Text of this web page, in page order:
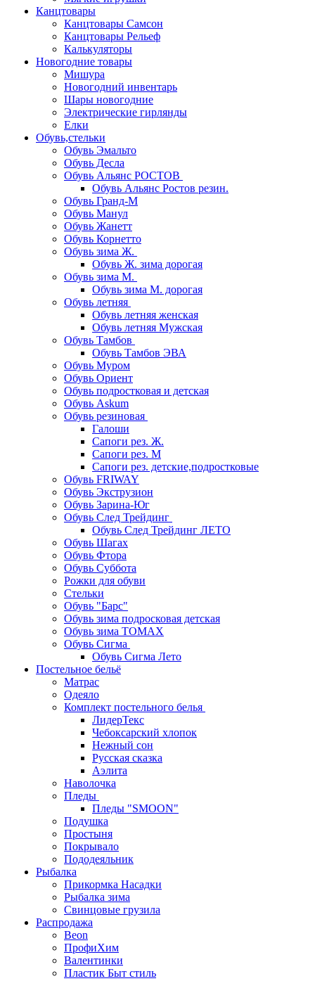
Канцтовары
Канцтовары Самсон
Канцтовары Рельеф
Калькуляторы
Новогодние товары
Мишура
Новогодний инвентарь
Шары новогодние
Электрические гирлянды
Елки
Обувь,стельки
Обувь Эмальто
Обувь Десла
Обувь Альянс РОСТОВ
Обувь Альянс Ростов резин.
Обувь Гранд-М
Обувь Манул
Обувь Жанетт
Обувь Корнетто
Обувь зима Ж.
Обувь Ж. зима дорогая
Обувь зима М.
Обувь зима М. дорогая
Обувь летняя
Обувь летняя женская
Обувь летняя Мужская
Обувь Тамбов
Обувь Тамбов ЭВА
Обувь Муром
Обувь Ориент
Обувь подростковая и детская
Обувь Askum
Обувь резиновая
Галоши
Сапоги рез. Ж.
Сапоги рез. М
Сапоги рез. детские,подростковые
Обувь FRIWAY
Обувь Экструзион
Обувь Зарина-Юг
Обувь След Трейдинг
Обувь След Трейдинг ЛЕТО
Обувь Шагах
Обувь Фтора
Обувь Суббота
Рожки для обуви
Стельки
Обувь "Барс"
Обувь зима подросковая детская
Обувь зима ТОМАХ
Обувь Сигма
Обувь Сигма Лето
Постельное бельё
Матрас
Одеяло
Комплект постельного белья
ЛидерТекс
Чебоксарский хлопок
Нежный сон
Русская сказка
Аэлита
Наволочка
Пледы
Пледы "SMOON"
Подушка
Простыня
Покрывало
Пододеяльник
Рыбалка
Прикормка Насадки
Рыбалка зима
Свинцовые грузила
Распродажа
Beon
ПрофиХим
Валентинки
Пластик Быт стиль